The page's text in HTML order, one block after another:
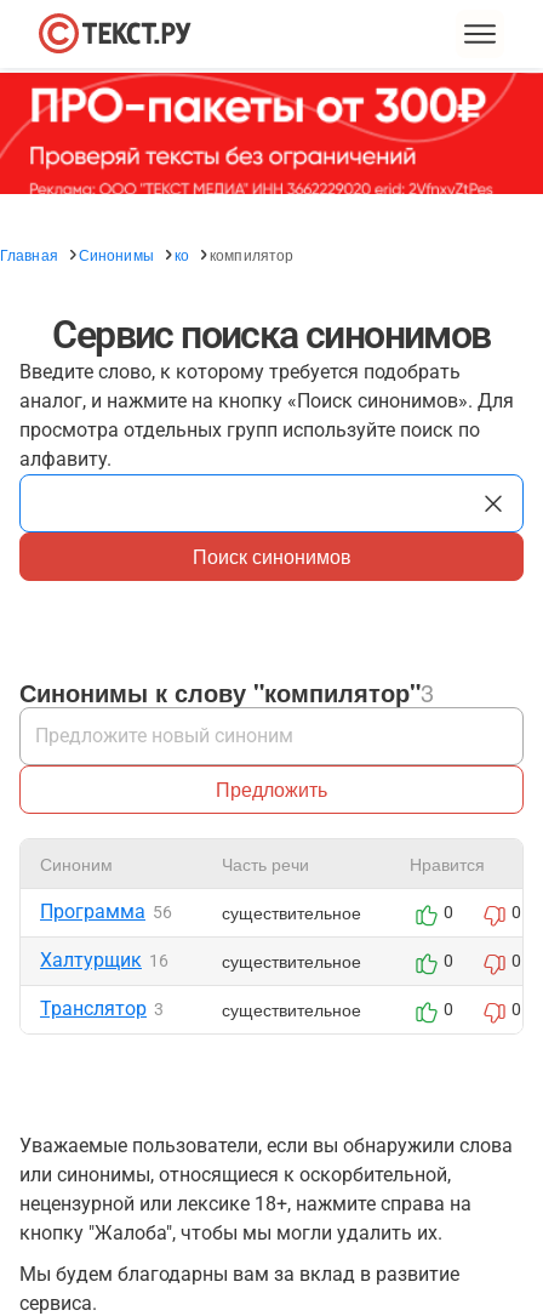
Главная Синонимы ко компилятор
Сервис поиска синонимов
Введите слово, к которому требуется подобрать
аналог, и нажмите на кнопку «Поиск синонимов». Для
просмотра отдельных групп используйте поиск по
алфавиту.
Поиск синонимов
Синонимы к слову "компилятор"3
Предложить
Синоним Часть речи Нравится
Программа 56 существительное 0 0
Халтурщик 16 существительное 0 0
Транслятор 3 существительное 0 0
Уважаемые пользователи, если вы обнаружили слова
или синонимы, относящиеся к оскорбительной,
нецензурной или лексике 18+, нажмите справа на
кнопку "Жалоба", чтобы мы могли удалить их.
Мы будем благодарны вам за вклад в развитие
сервиса.